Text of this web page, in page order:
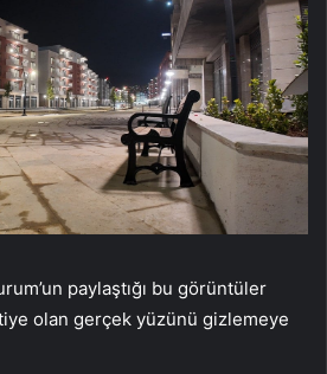
paylaştığı bu görüntüler
olan gerçek yüzünü gizlemeye